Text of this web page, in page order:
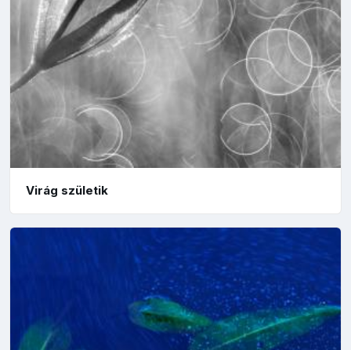
Virág születik